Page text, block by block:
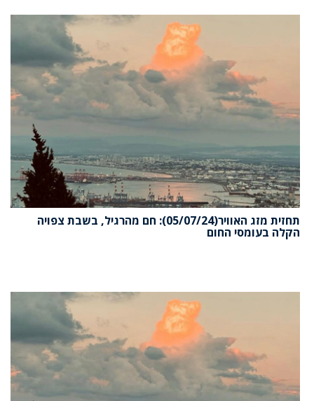
תחזית מזג האוויר(05/07/24): חם מהרגיל, בשבת צפויה
הקלה בעומסי החום